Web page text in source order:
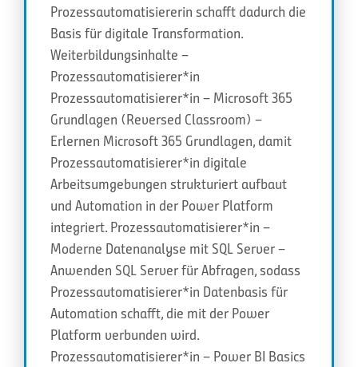
Prozessautomatisiererin schafft dadurch die
Basis für digitale Transformation.
Weiterbildungsinhalte –
Prozessautomatisierer*in
Prozessautomatisierer*in – Microsoft 365
Grundlagen (Reversed Classroom) –
Erlernen Microsoft 365 Grundlagen, damit
Prozessautomatisierer*in digitale
Arbeitsumgebungen strukturiert aufbaut
und Automation in der Power Platform
integriert. Prozessautomatisierer*in –
Moderne Datenanalyse mit SQL Server –
Anwenden SQL Server für Abfragen, sodass
Prozessautomatisierer*in Datenbasis für
Automation schafft, die mit der Power
Platform verbunden wird.
Prozessautomatisierer*in – Power BI Basics